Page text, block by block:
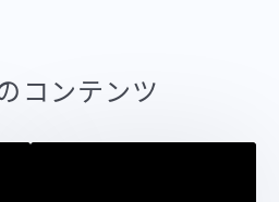
コンテンツ